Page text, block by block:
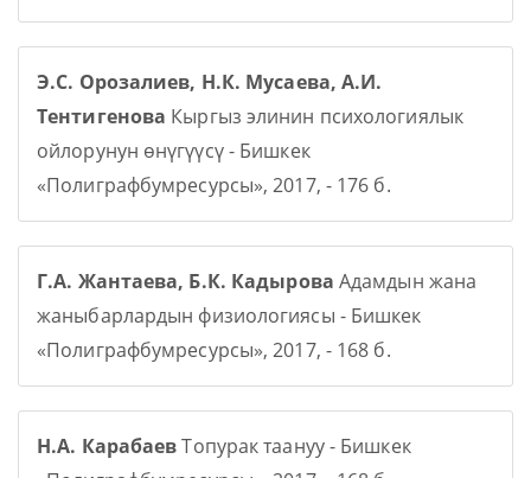
Э.С. Орозалиев, Н.К. Мусаева, А.И.
Тентигенова Кыргыз элинин психологиялык
ойлорунун өнүгүүсү - Бишкек
«Полиграфбумресурсы», 2017, - 176 б.
Г.А. Жантаева, Б.К. Кадырова Адамдын жана
жаныбарлардын физиологиясы - Бишкек
«Полиграфбумресурсы», 2017, - 168 б.
Н.А. КарабаевТопурак таануу - Бишкек